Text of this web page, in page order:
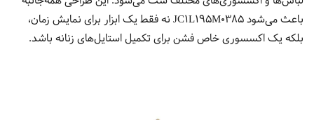
باعث می‌شود JC1L195M0385 نه فقط یک ابزار برای نمایش زمان،
بلکه یک اکسسوری خاص فشن برای تکمیل استایل‌های زنانه باشد.